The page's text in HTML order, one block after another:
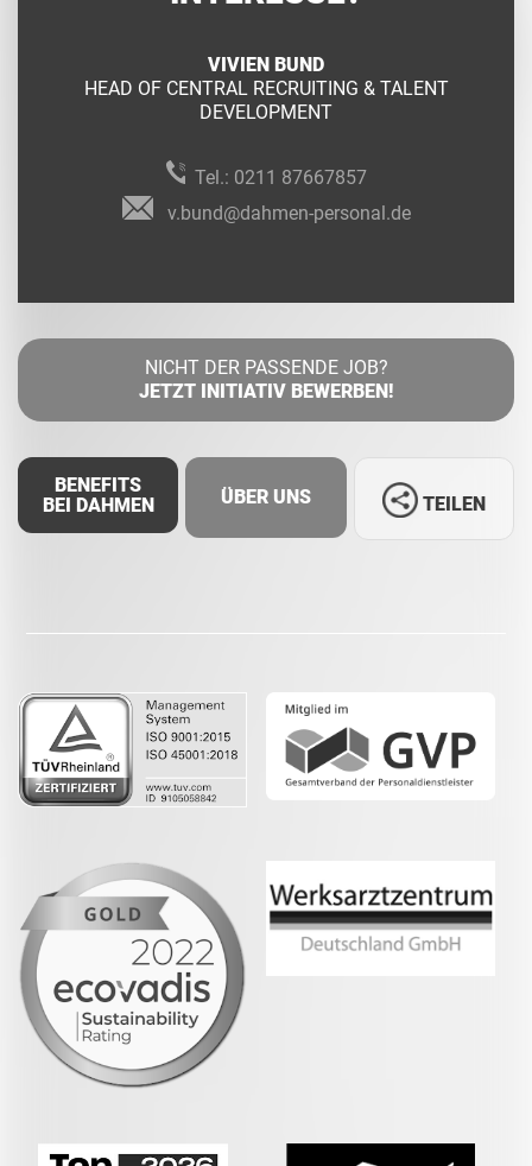
VIVIEN BUND
HEAD OF CENTRAL RECRUITING & TALENT
DEVELOPMENT
Tel.: 0211 87667857
v.bund@dahmen-personal.de
NICHT DER PASSENDE JOB?
JETZT INITIATIV BEWERBEN!
BENEFITS
BEI DAHMEN
ÜBER UNS TEILEN